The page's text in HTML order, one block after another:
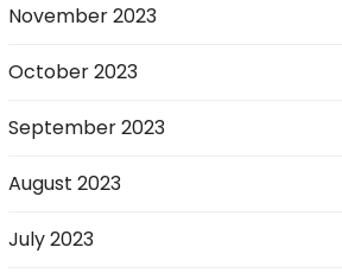
November 2023
October 2023
September 2023
August 2023
July 2023